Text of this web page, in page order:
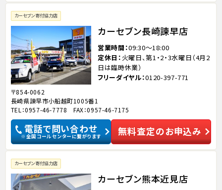
カーセブン寄付協力店
カーセブン長崎諫早店
営業時間 09:30～18:00
定休日
火曜日、第1・2・3水曜日（4月2
日は臨時休業）
フリーダイヤル 0120-397-771
〒854-0062
長崎県諫早市小船越町1005番1
TEL：0957-46-7778 FAX：0957-46-7175
電話で問い合わせ
※全国コールセンターに繋がります 無料査定のお申込み
カーセブン寄付協力店
カーセブン熊本近見店